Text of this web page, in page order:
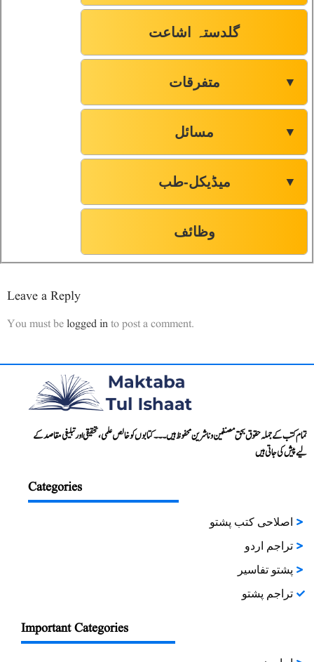
گلدستہ اشاعت
متفرقات ▼
مسائل ▼
میڈیکل-طب ▼
وظائف
Leave a Reply
You must belogged into post a comment.
تمام کتب کے جملہ حقوق بحق مصنفین و ناشرین محفوظ ہیں۔۔۔ کتابوں کو خالص علمی، تحقیقی اور تبلیغی مقاصد کے
لیے پیش کی جاتی ہیں
Categories
اصلاحی کتب پشتو
تراجم اردو
پشتو تفاسیر
تراجم پشتو
Important Categories